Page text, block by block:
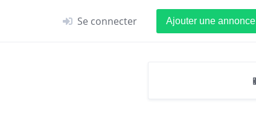
Se connecter Ajouter une annonce